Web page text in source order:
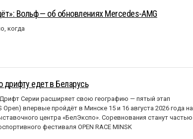
Вольф — об обновлениях Mercedes-AMG
когда
едет в Беларусь
Серии расширяет свою географию — пятый этап
впервые пройдёт в Минске 15 и 16 августа 2026 года на
центра «БелЭкспо». Соревнования станут частью
фестиваля OPEN RACE MINSK